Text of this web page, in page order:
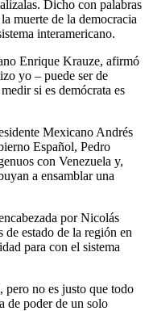
Dicho con palabras
muerte de la democracia
interamericano.
Enrique Krauze, afirmó
yo – puede ser de
si es demócrata es
Mexicano Andrés
Español, Pedro
con Venezuela y,
a ensamblar una
por Nicolás
de estado de la región en
para con el sistema
no es justo que todo
de poder de un solo